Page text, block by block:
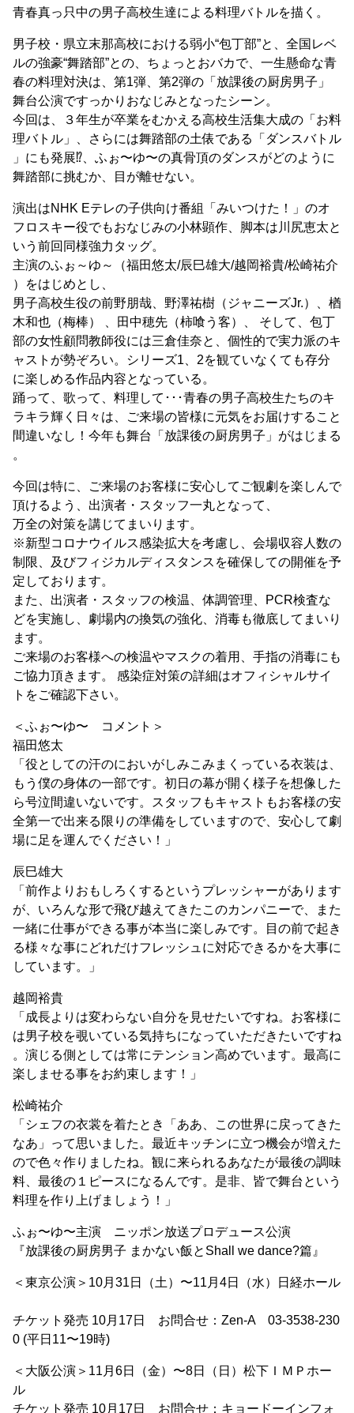
青春真っ只中の男子高校生達による料理バトルを描く。
男子校・県立末那高校における弱小“包丁部”と、全国レベ
ルの強豪“舞踏部”との、ちょっとおバカで、一生懸命な青
春の料理対決は、第1弾、第2弾の「放課後の厨房男子」
舞台公演ですっかりおなじみとなったシーン。
今回は、３年生が卒業をむかえる高校生活集大成の「お料
理バトル」、さらには舞踏部の土俵である「ダンスバトル
」にも発展⁉、ふぉ〜ゆ〜の真骨頂のダンスがどのように
舞踏部に挑むか、目が離せない。
演出はNHK Eテレの子供向け番組「みいつけた！」のオ
フロスキー役でもおなじみの小林顕作、脚本は川尻恵太と
いう前回同様強力タッグ。
主演のふぉ～ゆ～（福田悠太/辰巳雄大/越岡裕貴/松崎祐介
）をはじめとし、
男子高校生役の前野朋哉、野澤祐樹（ジャニーズJr.）、楢
木和也（梅棒） 、田中穂先（柿喰う客）、 そして、包丁
部の女性顧問教師役には三倉佳奈と、個性的で実力派のキ
ャストが勢ぞろい。シリーズ1、2を観ていなくても存分
に楽しめる作品内容となっている。
踊って、歌って、料理して･･･青春の男子高校生たちのキ
ラキラ輝く日々は、ご来場の皆様に元気をお届けすること
間違いなし！今年も舞台「放課後の厨房男子」がはじまる
。
今回は特に、ご来場のお客様に安心してご観劇を楽しんで
頂けるよう、出演者・スタッフ一丸となって、
万全の対策を講じてまいります。
※新型コロナウイルス感染拡大を考慮し、会場収容人数の
制限、及びフィジカルディスタンスを確保しての開催を予
定しております。
また、出演者・スタッフの検温、体調管理、PCR検査な
どを実施し、劇場内の換気の強化、消毒も徹底してまいり
ます。
ご来場のお客様への検温やマスクの着用、手指の消毒にも
ご協力頂きます。 感染症対策の詳細はオフィシャルサイ
トをご確認下さい。
＜ふぉ〜ゆ〜 コメント＞
福田悠太
「役としての汗のにおいがしみこみまくっている衣装は、
もう僕の身体の一部です。初日の幕が開く様子を想像した
ら号泣間違いないです。スタッフもキャストもお客様の安
全第一で出来る限りの準備をしていますので、安心して劇
場に足を運んでください！」
辰巳雄大
「前作よりおもしろくするというプレッシャーがあります
が、いろんな形で飛び越えてきたこのカンパニーで、また
一緒に仕事ができる事が本当に楽しみです。目の前で起き
る様々な事にどれだけフレッシュに対応できるかを大事に
しています。」
越岡裕貴
「成長よりは変わらない自分を見せたいですね。お客様に
は男子校を覗いている気持ちになっていただきたいですね
。演じる側としては常にテンション高めでいます。最高に
楽しませる事をお約束します！」
松崎祐介
「シェフの衣裳を着たとき「ああ、この世界に戻ってきた
なあ」って思いました。最近キッチンに立つ機会が増えた
ので色々作りましたね。観に来られるあなたが最後の調味
料、最後の１ピースになるんです。是非、皆で舞台という
料理を作り上げましょう！」
ふぉ〜ゆ〜主演 ニッポン放送プロデュース公演
『放課後の厨房男子 まかない飯とShall we dance?篇』
＜東京公演＞10月31日（土）〜11月4日（水）日経ホール
チケット発売 10月17日 お問合せ：Zen-A 03-3538-230
0 (平日11〜19時)
＜大阪公演＞11月6日（金）〜8日（日）松下ＩＭＰホー
ル
チケット発売 10月17日 お問合せ：キョードーインフォ